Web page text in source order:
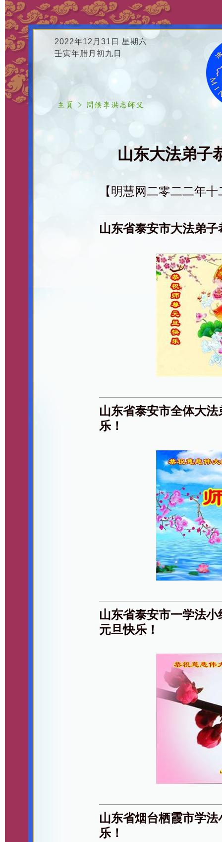
2022年12月31日 星期六
壬寅年腊月初九日
山东大法弟子
【明慧网二零二二年
山东省泰安市大法弟
山东省泰安市全体大
乐！
山东省泰安市一学法
元旦快乐！
山东省烟台栖霞市学
乐！